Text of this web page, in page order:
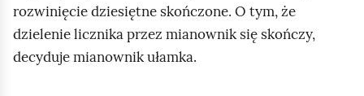
w
z
rozwinięcie dziesiętne skończone. O tym, że
dzielenie licznika przez mianownik się skończy,
decyduje mianownik ułamka.